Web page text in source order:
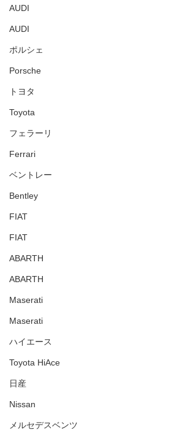
AUDI
AUDI
ポルシェ
Porsche
トヨタ
Toyota
フェラーリ
Ferrari
ベントレー
Bentley
FIAT
FIAT
ABARTH
ABARTH
Maserati
Maserati
ハイエース
Toyota HiAce
日産
Nissan
メルセデスベンツ